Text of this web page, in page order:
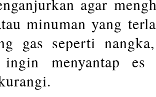
agar
minuman yang
gas seperti
ingin menyantap es